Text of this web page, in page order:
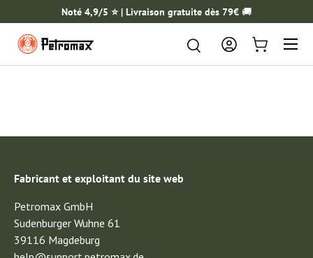
ALLER AU CONTENU
Noté 4,9/5 ⭐️ | Livraison gratuite dès 79€ 🚚
Rechercher
RechercherSe connecter
Panier
Menu
Fabricant et exploitant du site web
Petromax GmbH
Sudenburger Wuhne 61
39116 Magdeburg